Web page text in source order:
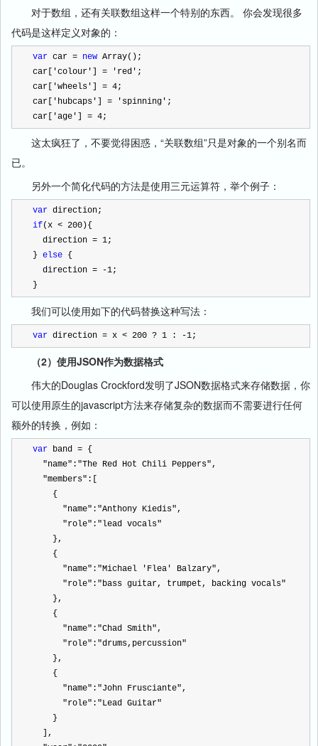
对于数组，还有关联数组这样一个特别的东西。
你会发现很多
代码是这样定义对象的：
var car = new Array();
car[
'colour ' = ' red ' ;
car[
'wheels ' = 4;
car[
' hubcaps ' = ' spinning ' ;
car[
'age ' = 4;
这太疯狂了，不要觉得困惑，“关联数组”只是对象的一个别名而
已。
另外一个简化代码的方法是使用三元运算符，举个例子：
var direction;
if(x < 200 ){
  direction
= 1;
} else {
  direction
= -1;
}
我们可以使用如下的代码替换这种写法：
var direction = x < 200 ? 1 : -1;
（2）使用JSON作为数据格式
伟大的Douglas Crockford发明了JSON数据格式来存储数据，你
可以使用原生的javascript方法来存储复杂的数据而不需要进行任何
额外的转换，例如：
var band = {
"name" : "The Red Hot Chili Peppers",
"members" :[
    {
"name" : "Anthony Kiedis",
"role" : " lead vocals"
    },
    {
"name" : "Michael 'Flea' Balzary",
"role" : "bass guitar, trumpet, backing vocals"
    },
    {
"name" : "Chad Smith",
"role" : "drums,percussion"
    },
    {
"name" : "John Frusciante",
"role" : "Lead Guitar"
    }
  ],